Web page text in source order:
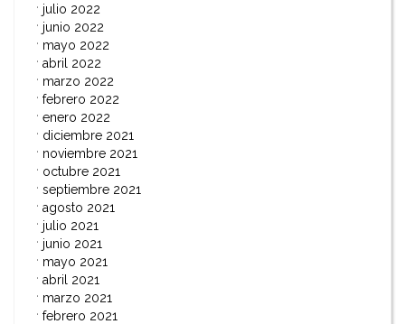
julio 2022
junio 2022
mayo 2022
abril 2022
marzo 2022
febrero 2022
enero 2022
diciembre 2021
noviembre 2021
octubre 2021
septiembre 2021
agosto 2021
julio 2021
junio 2021
mayo 2021
abril 2021
marzo 2021
febrero 2021